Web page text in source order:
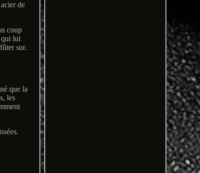
de
coup
qui lui
sur.
que la
les